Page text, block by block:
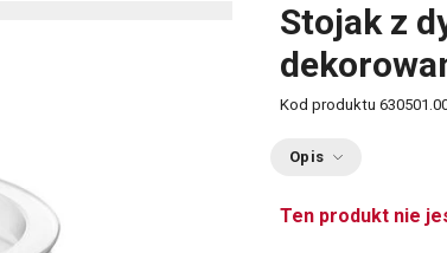
Stojak z
Kod produktu
Opis
Ten produkt nie